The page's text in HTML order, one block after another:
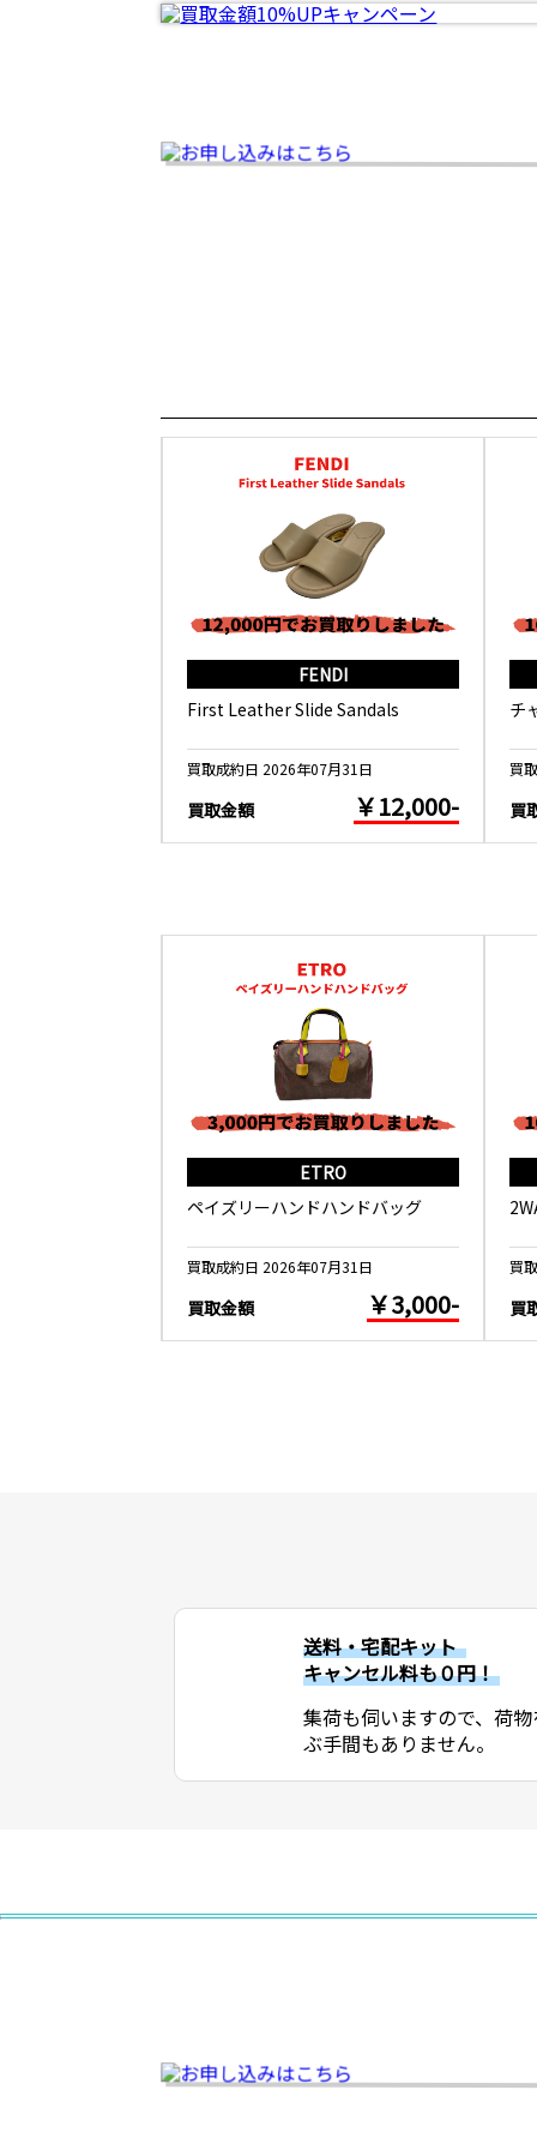
FENDI
First Leather Slide Sandals
買取成約日 2026年07月31日
買取金額 ￥12,000-
チ
買
買
ETRO
ペイズリーハンドハンドバッグ
買取成約日 2026年07月31日
買取金額 ￥3,000-
買
買
送料・宅配キット
キャンセル料も０円！
集荷も伺いますので、荷
ぶ手間もありません。